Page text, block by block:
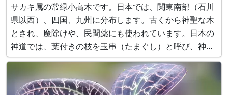
サカキ属の常緑小高木です。日本では、関東南部（石川
県以西）、四国、九州に分布します。古くから神聖な木
とされ、魔除けや、民間薬にも使われています。日本の
神道では、葉付きの枝を玉串（たまぐし）と呼び、神事
に用い、神棚に上げています。 葉は緑色で全縁で、枝に
2列に互生してつき水平に広がります。初夏に、葉腋か
ら小さな五弁花を下向きに1～4個